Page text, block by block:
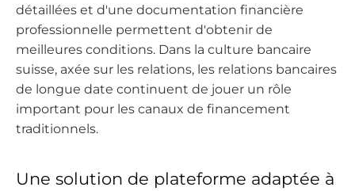
détaillées et d'une documentation financière
professionnelle permettent d'obtenir de
meilleures conditions. Dans la culture bancaire
suisse, axée sur les relations, les relations bancaires
de longue date continuent de jouer un rôle
important pour les canaux de financement
traditionnels.
Une solution de plateforme adaptée à